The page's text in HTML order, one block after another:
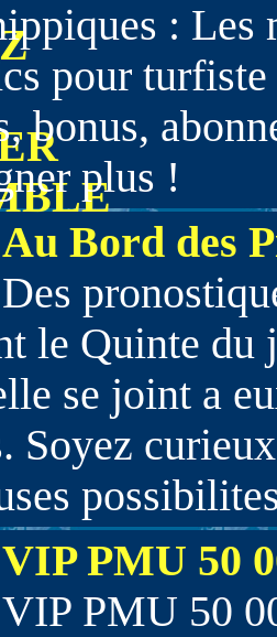
: Les
pour
bonus,
plus !
Au Bord des
Des
le Quinte
se joint a
Soyez
VIP PMU 50
VIP PMU 50